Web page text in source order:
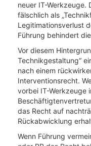
neuer IT-Werkzeuge.
fälschlich als
Legitimationsverlust
Führung behindert
Vor diesem
Technikgestaltung“
nach einem
Interventionsrecht.
vorbei IT-Werkzeuge
das Recht auf
Rückabwicklung
Wenn Führung